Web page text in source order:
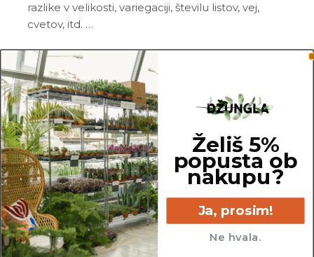
razlike v velikosti, variegaciji, številu listov, vej,
cvetov, itd. …
Pred pošiljanjem vse rastline skrbno
pregledamo in zagotovimo, da gredo na pot
zdrave in čim bolj podobne izdelku na fotografiji.
Vse rastline so primarno v plastičnih sadilnih
lončkih. Okrasni lonec ni vključen v ceno.
Rastline so v kategorijo Netoksične/prijazne za
živali uvrščene na podlagi dostopnih spletnih
virov. Netoksične rastline so lahko še vedno
toksične za specifično vrsto živali, zato se pred
nakupom posvetujte z veterinarjem.
Želiš 5%
popusta ob
nakupu?
Ja, prosim!
Ne hvala.